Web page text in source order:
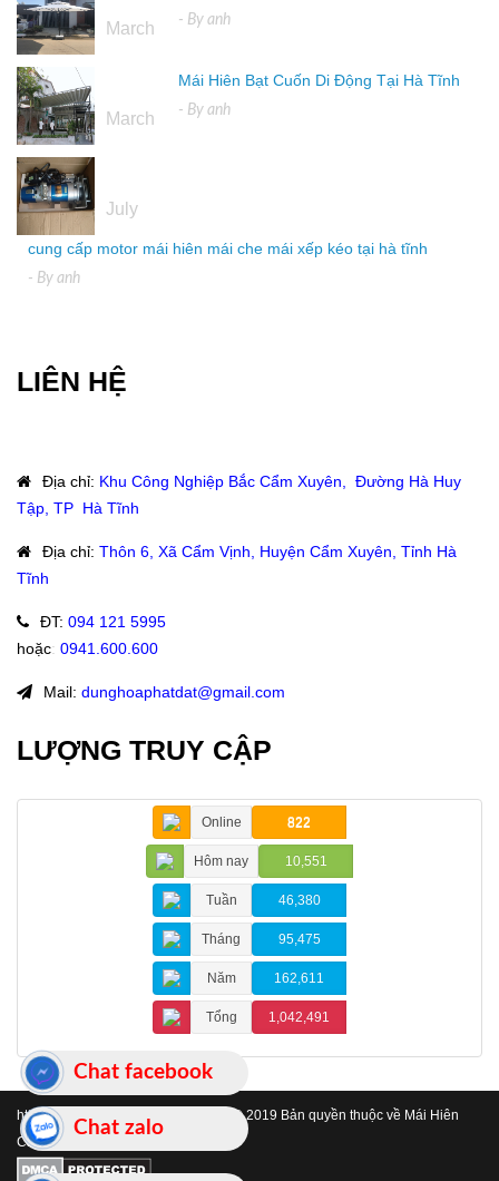
March - By anh
March
Mái Hiên Bạt Cuốn Di Động Tại Hà Tĩnh
- By anh
July
cung cấp motor mái hiên mái che mái xếp kéo tại hà tĩnh
- By anh
LIÊN HỆ
Địa chỉ: Khu Công Nghiệp Bắc Cẩm Xuyên, Đường Hà Huy
Tập, TP Hà Tĩnh
Địa chỉ: Thôn 6, Xã Cẩm Vịnh, Huyện Cẩm Xuyên, Tỉnh Hà
Tĩnh
ĐT: 094 121 5995
hoặc: 0941.600.600
Mail: dunghoaphatdat@gmail.com
LƯỢNG TRUY CẬP
Online 822
Hôm nay 10,551
Tuần 46,380
Tháng 95,475
Năm 162,611
Tổng 1,042,491
https://www.maihienchehatinh.com/
© 2019 Bản quyền thuộc về Mái Hiên
Che Hà Tĩnh
Chat zalo
Chat facebook